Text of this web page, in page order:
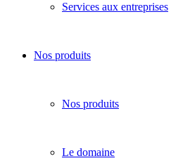
Services aux entreprises
Nos produits
Nos produits
Le domaine